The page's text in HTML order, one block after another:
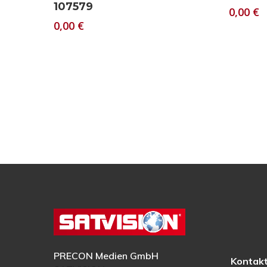
107579
0,00 €
0,00 €
PRECON Medien GmbH
Kontakt